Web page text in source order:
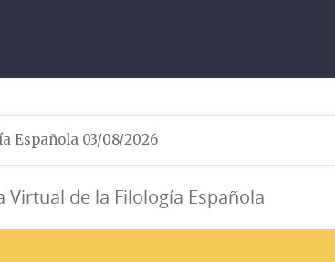
Española 03/08/2026
de la Filología Española